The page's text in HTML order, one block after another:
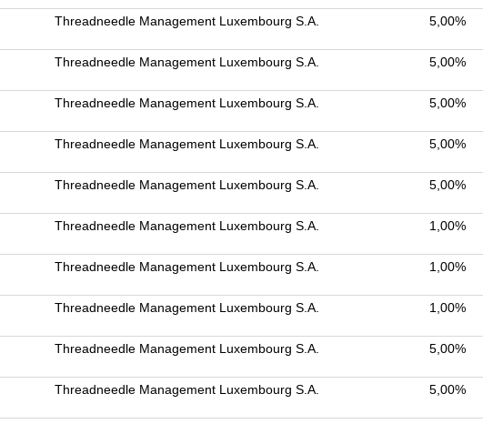
Threadneedle Management Luxembourg S.A. 5,00%
Threadneedle Management Luxembourg S.A. 5,00%
Threadneedle Management Luxembourg S.A. 5,00%
Threadneedle Management Luxembourg S.A. 5,00%
Threadneedle Management Luxembourg S.A. 5,00%
Threadneedle Management Luxembourg S.A. 1,00%
Threadneedle Management Luxembourg S.A. 1,00%
Threadneedle Management Luxembourg S.A. 1,00%
Threadneedle Management Luxembourg S.A. 5,00%
Threadneedle Management Luxembourg S.A. 5,00%